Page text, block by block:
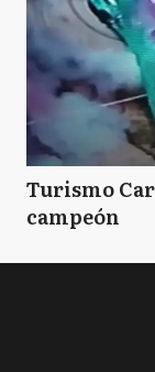
Turismo
campeón